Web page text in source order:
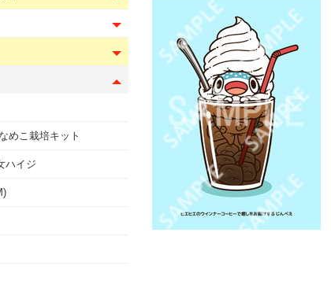
めこ栽培キット
ハイジ